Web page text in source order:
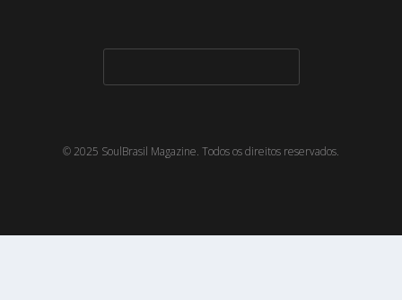
© 2025 SoulBrasil Magazine. Todos os direitos reservados.